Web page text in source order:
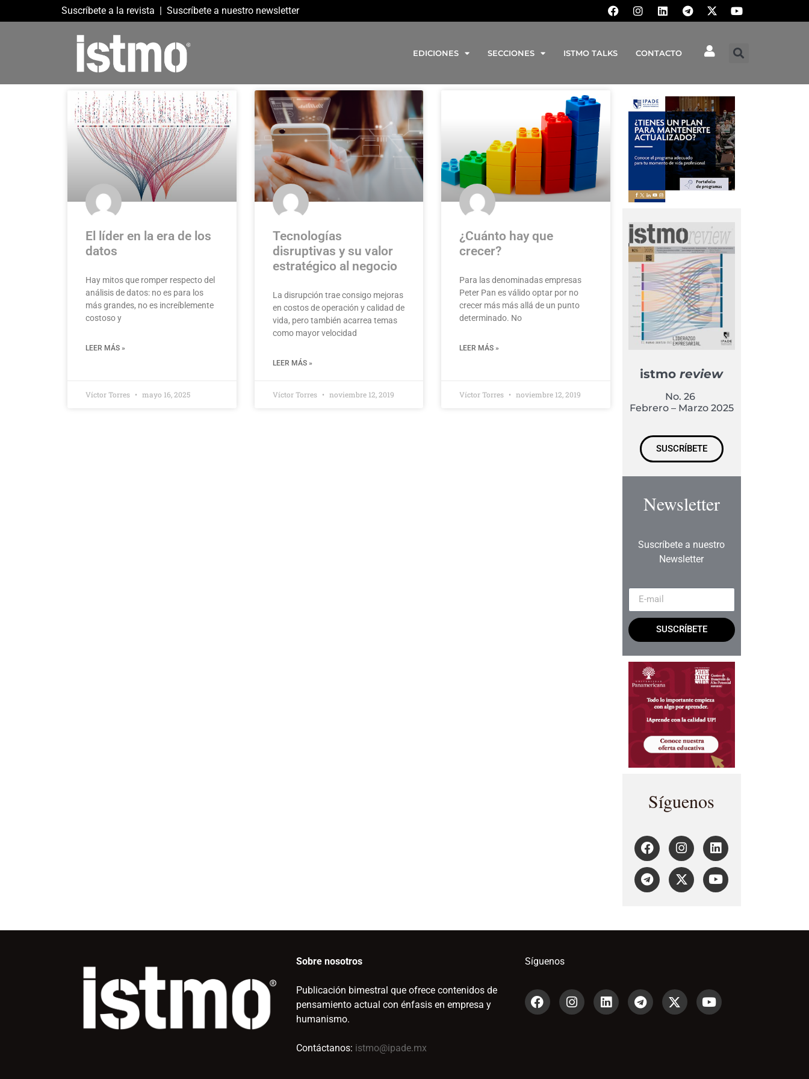
Suscríbete a la revista | Suscríbete a nuestro newsletter
EDICIONES SECCIONES ISTMO TALKS CONTACTO
El líder en la era de los
datos
Hay mitos que romper respecto del
análisis de datos: no es para los
más grandes, no es increíblemente
costoso y
LEER MÁS »
Víctor Torres mayo 16, 2025
Tecnologías
disruptivas y su valor
estratégico al negocio
La disrupción trae consigo mejoras
en costos de operación y calidad de
vida, pero también acarrea temas
como mayor velocidad
LEER MÁS »
Víctor Torres noviembre 12, 2019
¿Cuánto hay que
crecer?
Para las denominadas empresas
Peter Pan es válido optar por no
crecer más más allá de un punto
determinado. No
LEER MÁS »
Víctor Torres noviembre 12, 2019
istmoreview
No. 26
Febrero – Marzo 2025
SUSCRÍBETE
Newsletter
Suscríbete a nuestro
Newsletter
SUSCRÍBETE
Síguenos
Sobre nosotros
Publicación bimestral que ofrece contenidos de
pensamiento actual con énfasis en empresa y
humanismo.
Contáctanos: istmo@ipade.mx
Síguenos